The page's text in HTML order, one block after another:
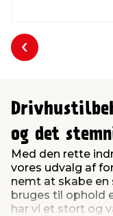
Forrige
og det
Med den rette
vores udvalg af
nemt at skabe en
bruges til ophold
har vi et stort og